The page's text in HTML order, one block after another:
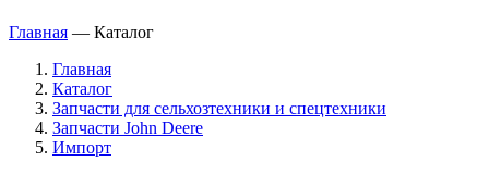
Главная — Каталог
Главная
Каталог
Запчасти для сельхозтехники и спецтехники
Запчасти John Deere
Импорт